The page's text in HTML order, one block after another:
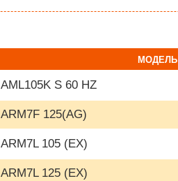
МОДЕЛЬ
AML105K S 60 HZ
ARM7F 125(AG)
ARM7L 105 (EX)
ARM7L 125 (EX)